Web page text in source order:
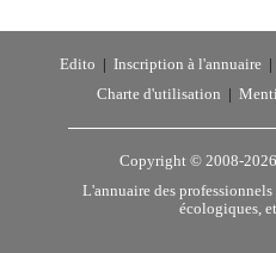
Edito Inscription à l'annuaire
Charte d'utilisation
Copyright © 2008-
L'annuaire des
écologiques,